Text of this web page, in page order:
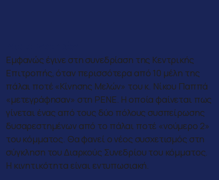
Εμφανώς έγινε στη συνεδρίαση της Κεντρικής
Επιτροπής, όταν περισσότερα από 10 μέλη της
πάλαι ποτέ «Κίνησης Μελών» του κ. Νίκου Παππά
«μετεγράφησαν» στη ΡΕΝΕ. Η οποία φαίνεται πως
γίνεται ένας από τους δύο πόλους συσπείρωσης
δυσαρεστημένων από το πάλαι ποτέ «νούμερο 2»
του κόμματος. Θα φανεί ο νέος συσχετισμός στη
σύγκληση του Διαρκούς Συνεδρίου του κόμματος.
Η κινητικότητα είναι εντυπωσιακή.